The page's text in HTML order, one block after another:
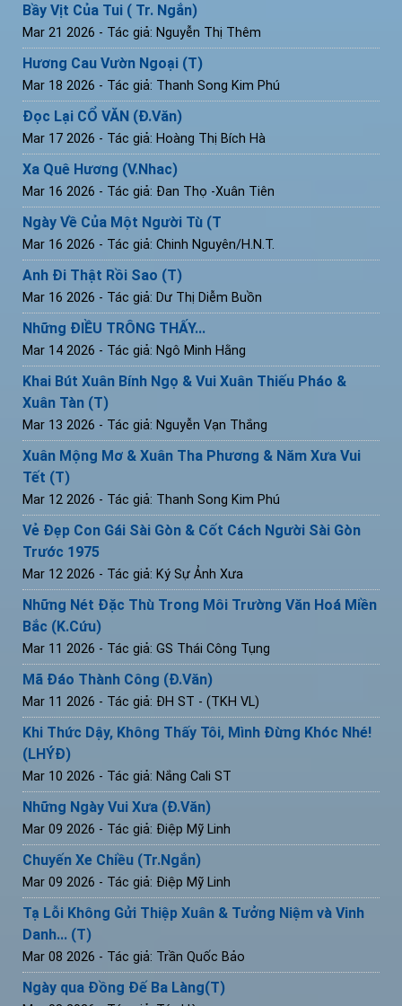
Bầy Vịt Của Tui ( Tr. Ngắn)
Mar 21 2026 - Tác giả: Nguyễn Thị Thêm
Hương Cau Vườn Ngoại (T)
Mar 18 2026 - Tác giả: Thanh Song Kim Phú
Đọc Lại CỔ VĂN (Đ.Văn)
Mar 17 2026 - Tác giả: Hoàng Thị Bích Hà
Xa Quê Hương (V.Nhac)
Mar 16 2026 - Tác giả: Đan Thọ -Xuân Tiên
Ngày Về Của Một Người Tù (T
Mar 16 2026 - Tác giả: Chinh Nguyên/H.N.T.
Anh Đi Thật Rồi Sao (T)
Mar 16 2026 - Tác giả: Dư Thị Diễm Buồn
Những ĐIỀU TRÔNG THẤY...
Mar 14 2026 - Tác giả: Ngô Minh Hằng
Khai Bút Xuân Bính Ngọ & Vui Xuân Thiếu Pháo &
Xuân Tàn (T)
Mar 13 2026 - Tác giả: Nguyễn Vạn Thắng
Xuân Mộng Mơ & Xuân Tha Phương & Năm Xưa Vui
Tết (T)
Mar 12 2026 - Tác giả: Thanh Song Kim Phú
Vẻ Đẹp Con Gái Sài Gòn & Cốt Cách Người Sài Gòn
Trước 1975
Mar 12 2026 - Tác giả: Ký Sự Ảnh Xưa
Những Nét Đặc Thù Trong Môi Trường Văn Hoá Miền
Bắc (K.Cứu)
Mar 11 2026 - Tác giả: GS Thái Công Tụng
Mã Đáo Thành Công (Đ.Văn)
Mar 11 2026 - Tác giả: ĐH ST - (TKH VL)
Khi Thức Dậy, Không Thấy Tôi, Mình Đừng Khóc Nhé!
(LHÝĐ)
Mar 10 2026 - Tác giả: Nắng Cali ST
Những Ngày Vui Xưa (Đ.Văn)
Mar 09 2026 - Tác giả: Điệp Mỹ Linh
Chuyến Xe Chiều (Tr.Ngắn)
Mar 09 2026 - Tác giả: Điệp Mỹ Linh
Tạ Lỗi Không Gửi Thiệp Xuân & Tưởng Niệm và Vinh
Danh... (T)
Mar 08 2026 - Tác giả: Trần Quốc Bảo
Ngày qua Đồng Đế Ba Làng(T)